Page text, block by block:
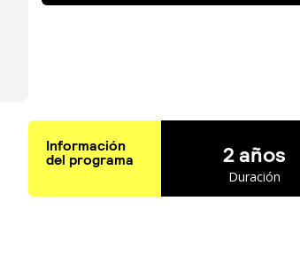
Información
del programa
2 años
Duración